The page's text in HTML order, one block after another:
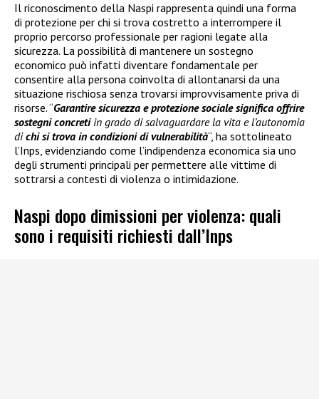
Il riconoscimento della Naspi rappresenta quindi una forma
di protezione per chi si trova costretto a interrompere il
proprio percorso professionale per ragioni legate alla
sicurezza. La possibilità di mantenere un sostegno
economico può infatti diventare fondamentale per
consentire alla persona coinvolta di allontanarsi da una
situazione rischiosa senza trovarsi improvvisamente priva di
risorse. “Garantire sicurezza e protezione sociale significa offrire
sostegni concretiin grado di salvaguardare la vita e l’autonomia
dichi si trova in condizioni di vulnerabilità“, ha sottolineato
l’Inps, evidenziando come l’indipendenza economica sia uno
degli strumenti principali per permettere alle vittime di
sottrarsi a contesti di violenza o intimidazione.
Naspi dopo dimissioni per violenza: quali
sono i requisiti richiesti dall’Inps